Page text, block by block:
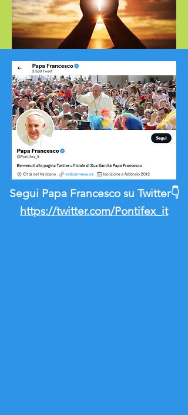
Segui Papa Francesco su Twitter👇
https://twitter.com/Pontifex_it